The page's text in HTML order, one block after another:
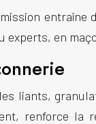
experts, en
liants,
renforce la